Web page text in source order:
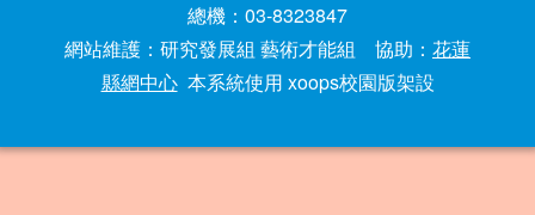
總機：03-8323847
網站維護：研究發展組 藝術才能組 協助： 花蓮
縣網中心本系統使用 xoops校園版架設